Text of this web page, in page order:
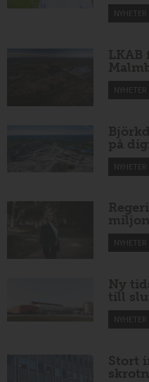
NYHETER
NYHETER
på
NYHETER
NYHETER
Ny
till
NYHETER
Stort